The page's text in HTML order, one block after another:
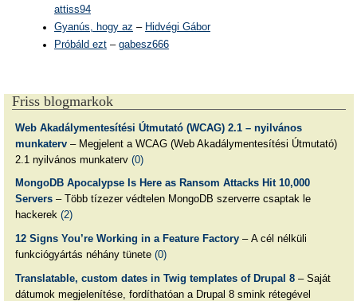
attiss94
Gyanús, hogy az – Hidvégi Gábor
Próbáld ezt– gabesz666
Friss blogmarkok
Web Akadálymentesítési Útmutató (WCAG) 2.1 – nyilvános
munkaterv– Megjelent a WCAG (Web Akadálymentesítési Útmutató)
2.1 nyilvános munkaterv (0)
MongoDB Apocalypse Is Here as Ransom Attacks Hit 10,000
Servers– Több tízezer védtelen MongoDB szerverre csaptak le
hackerek (2)
12 Signs You’re Working in a Feature Factory– A cél nélküli
funkciógyártás néhány tünete (0)
Translatable, custom dates in Twig templates of Drupal 8– Saját
dátumok megjelenítése, fordíthatóan a Drupal 8 smink rétegével